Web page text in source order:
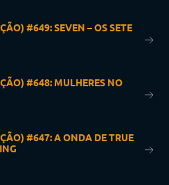
#649: SEVEN – OS SETE
#648: MULHERES NO
#647: A ONDA DE TRUE